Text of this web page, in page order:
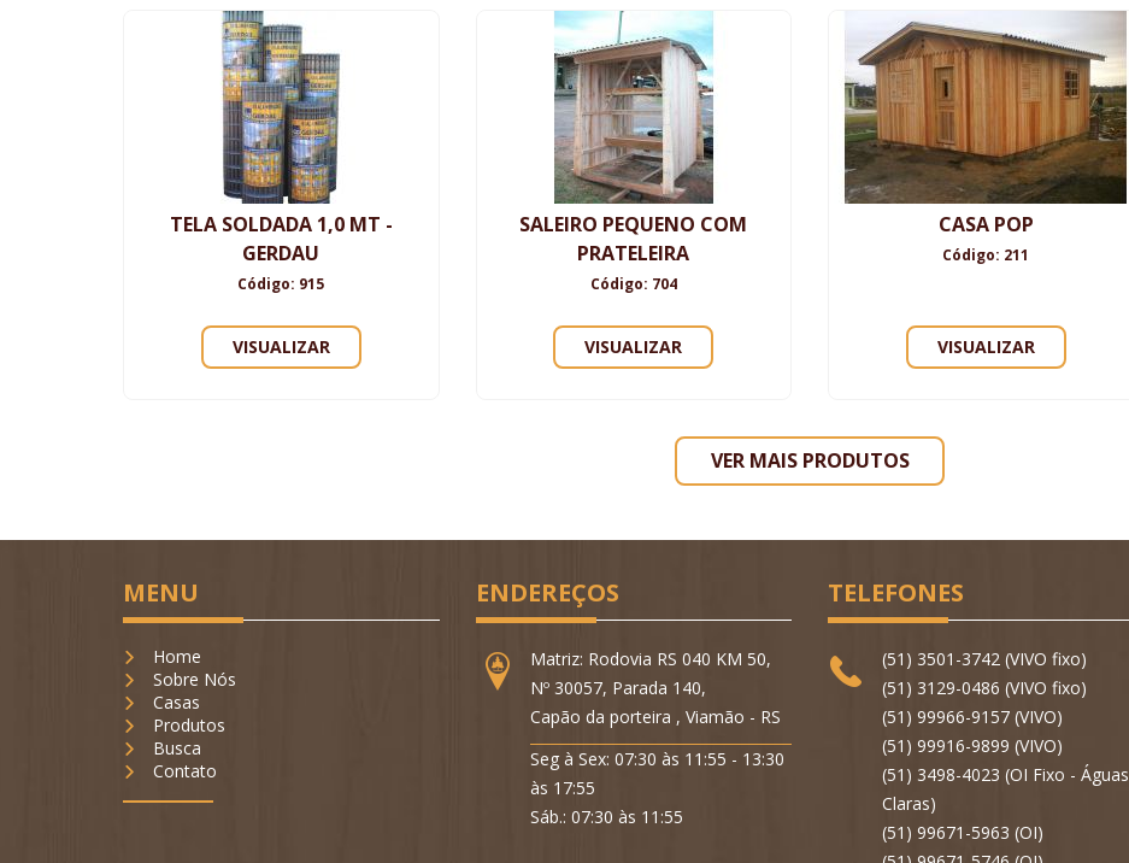
TELA SOLDADA 1,0 MT -
GERDAU
Código: 915
VISUALIZAR
SALEIRO PEQUENO COM
PRATELEIRA
Código: 704
VISUALIZAR
CASA POP
Código: 211
VISUALIZAR
VER MAIS PRODUTOS
MENU
Home
Sobre Nós
Casas
Produtos
Busca
Contato
ENDEREÇOS
Matriz: Rodovia RS 040 KM 50,
Nº 30057, Parada 140,
Capão da porteira , Viamão - RS
Seg à Sex: 07:30 às 11:55 - 13:30
às 17:55
Sáb.: 07:30 às 11:55
TELEFONES
(51) 3501-3742 (VIVO fixo)
(51) 3129-0486 (VIVO fixo)
(51) 99966-9157 (VIVO)
(51) 99916-9899 (VIVO)
(51) 3498-4023 (OI Fixo - Águas
Claras)
(51) 99671-5963 (OI)